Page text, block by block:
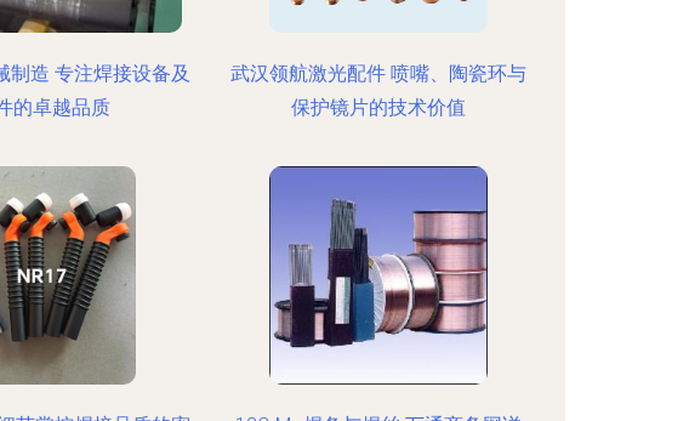
制造 专注焊接设备及
的卓越品质
武汉领航激光配件 喷嘴、陶瓷环与
保护镜片的技术价值